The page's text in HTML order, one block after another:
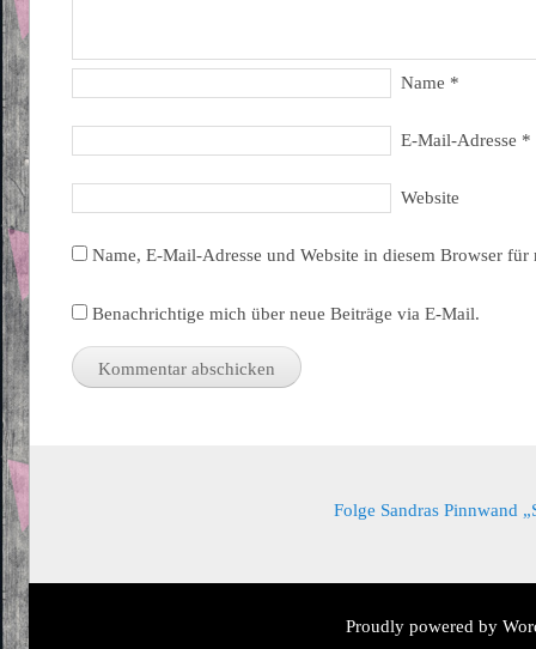
Name *
E-Mail-Adresse *
Website
Name, E-Mail-Adresse und Website in diesem Browser
Benachrichtige mich über neue Beiträge via E-Mail.
Folge Sandras Pinnwand
Proudly powered by